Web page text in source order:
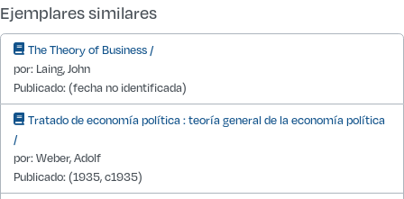
Ejemplares similares
The Theory of Business /
por: Laing, John
Publicado: (fecha no identificada)
Tratado de economía política : teoría general de la economía política
/
por: Weber, Adolf
Publicado: (1935, c1935)